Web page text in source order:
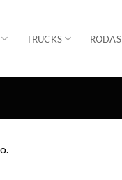
TRUCKS RODAS